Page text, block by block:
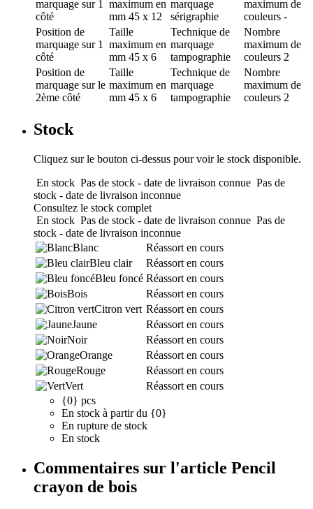
marquage sur 1
côté
maximum en
mm 45 x 12
marquage
sérigraphie
maximum de
couleurs -
Position de
marquage sur 1
côté
Taille
maximum en
mm 45 x 6
Technique de
marquage
tampographie
Nombre
maximum de
couleurs 2
Position de
marquage sur le
2ème côté
Taille
maximum en
mm 45 x 6
Technique de
marquage
tampographie
Nombre
maximum de
couleurs 2
Stock
Cliquez sur le bouton ci-dessus pour voir le stock disponible.
En stock Pas de stock - date de livraison connue Pas de
stock - date de livraison inconnue
Consultez le stock complet
En stock Pas de stock - date de livraison connue Pas de
stock - date de livraison inconnue
Blanc
Réassort en cours
Bleu clair
Réassort en cours
Bleu foncé Réassort en cours
Bois
Réassort en cours
Citron vert Réassort en cours
Jaune
Réassort en cours
Noir
Réassort en cours
Orange
Réassort en cours
Rouge
Réassort en cours
Vert
Réassort en cours
{0} pcs
En stock à partir du {0}
En rupture de stock
En stock
Commentaires sur l'article Pencil
crayon de bois